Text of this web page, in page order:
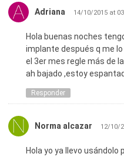
Adriana 14/10/2015 at
Hola buenas noches
implante después q me lo
el 3er mes regle más de
ah bajado ,estoy
Responder
Norma alcazar 12/10/
Hola yo ya llevo